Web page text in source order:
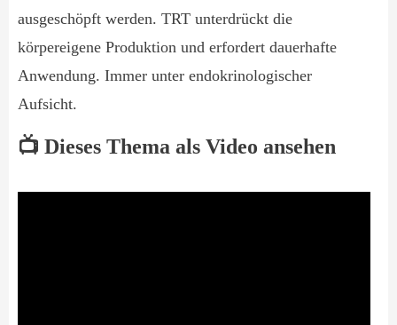
ausgeschöpft werden. TRT unterdrückt die
körpereigene Produktion und erfordert dauerhafte
Anwendung. Immer unter endokrinologischer
Aufsicht.
📺 Dieses Thema als Video ansehen